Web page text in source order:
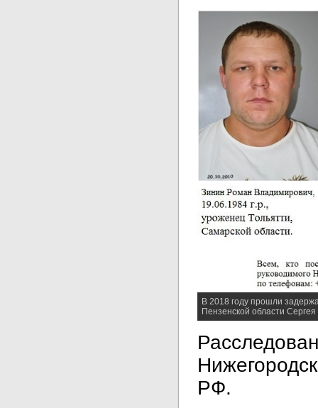
В 2018 году прошли
Пензенской области
РФ.